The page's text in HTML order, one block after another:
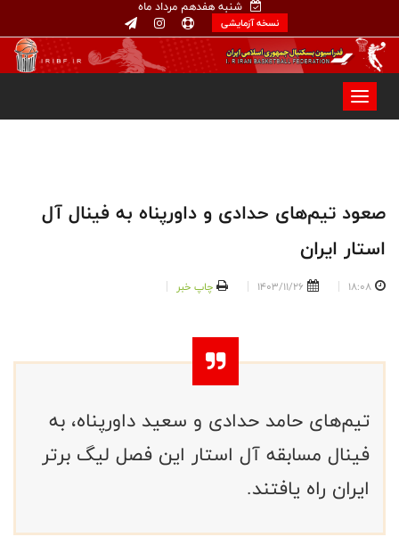
شنبه هفدهم مرداد ماه
نسخه آزمایشی
صعود تیم‌های حدادی و داورپناه به فینال آل
استار ایران
18:08
1403/11/26 چاپ خبر
تیم‌های حامد حدادی و سعید داورپناه، به
فینال مسابقه آل استار این فصل لیگ برتر
ایران راه یافتند.